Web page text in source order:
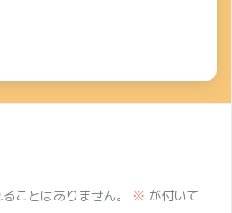
ことはありません。 ※ が付いて